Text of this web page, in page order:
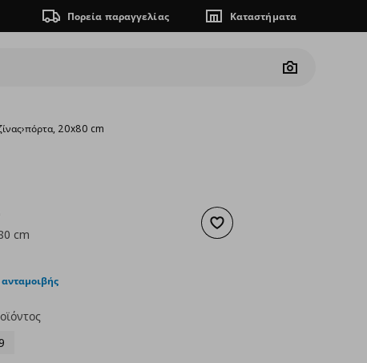
Πορεία παραγγελίας Καταστήματα
Camera
›πόρτα, 20x80 cm
Προσθήκη στα αγαπημένα
cm
τιμή